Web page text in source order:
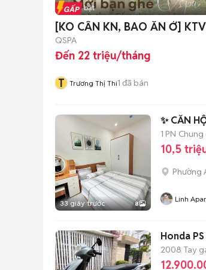
Tin nổi bật
[KO CẦN KN, BAO ĂN Ở]
QSPA
Đến 22 triệu/tháng
T Trương Thị Thi1 đã bán
33 giây trước 8
✨ CĂN
1 PN Chung
10,5
Phường
Linh
Honda
2008 Tay